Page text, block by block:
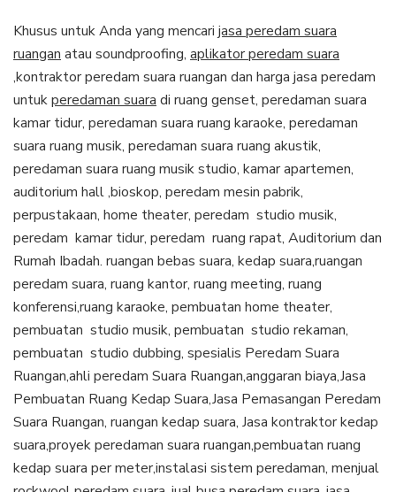
Khusus untuk Anda yang mencari jasa peredam suara
ruangan atau soundproofing, aplikator peredam suara
,kontraktor peredam suara ruangan dan harga jasa peredam
untukperedaman suara di ruang genset, peredaman suara
kamar tidur, peredaman suara ruang karaoke, peredaman
suara ruang musik, peredaman suara ruang akustik,
peredaman suara ruang musik studio, kamar apartemen,
auditorium hall ,bioskop, peredam mesin pabrik,
perpustakaan, home theater, peredam studio musik,
peredam kamar tidur, peredam ruang rapat, Auditorium dan
Rumah Ibadah. ruangan bebas suara, kedap suara,ruangan
peredam suara, ruang kantor, ruang meeting, ruang
konferensi,ruang karaoke, pembuatan home theater,
pembuatan studio musik, pembuatan studio rekaman,
pembuatan studio dubbing, spesialis Peredam Suara
Ruangan,ahli peredam Suara Ruangan,anggaran biaya,Jasa
Pembuatan Ruang Kedap Suara,Jasa Pemasangan Peredam
Suara Ruangan, ruangan kedap suara, Jasa kontraktor kedap
suara,proyek peredaman suara ruangan,pembuatan ruang
kedap suara per meter,instalasi sistem peredaman, menjual